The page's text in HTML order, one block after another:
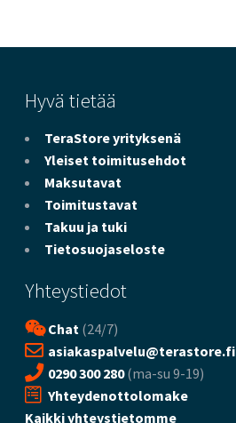
Hyvä tietää
TeraStore yrityksenä
Yleiset toimitusehdot
Maksutavat
Toimitustavat
Takuu ja tuki
Tietosuojaseloste
Yhteystiedot
Chat (24/7)
asiakaspalvelu@terastore.fi
0290 300 280(ma-su 9-19)
Yhteydenottolomake
Kaikki yhteystietomme